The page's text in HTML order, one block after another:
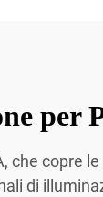
per
che copre
di